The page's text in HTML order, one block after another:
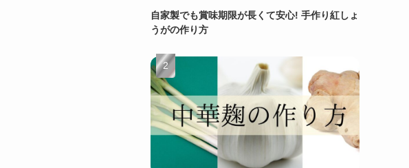
自家製でも賞味期限が長くて安心! 手作り紅しょ
うがの作り方